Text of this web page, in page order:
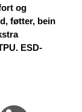
og
føtter, bein
ESD-